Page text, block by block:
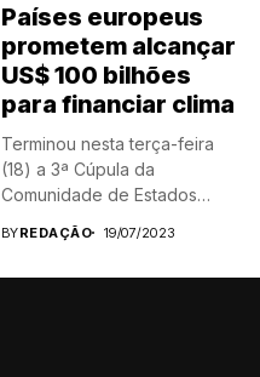
Países europeus
prometem alcançar
US$ 100 bilhões
para financiar clima
Terminou nesta terça-feira
(18) a 3ª Cúpula da
Comunidade de Estados
BYREDAÇÃO 19/07/2023